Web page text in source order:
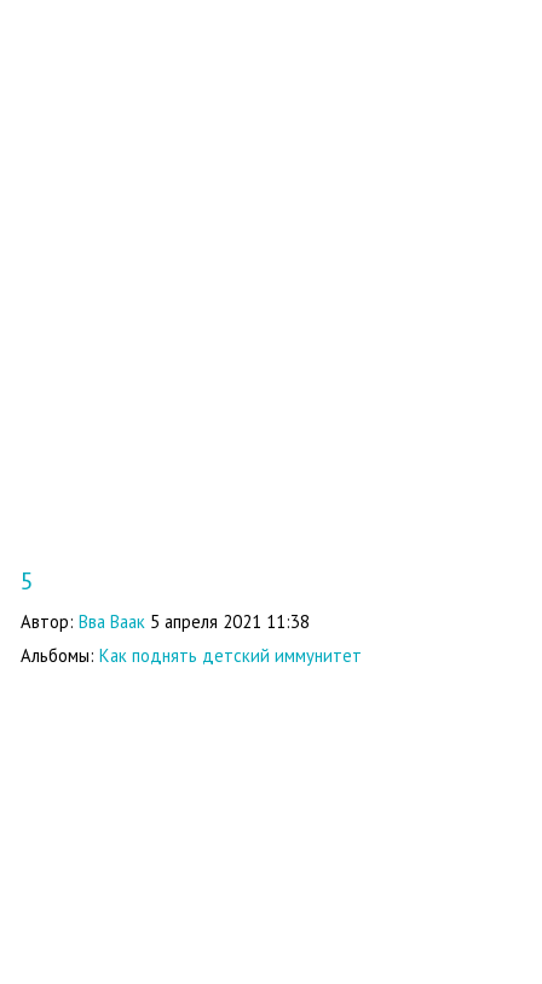
5
Автор: Вва Ваак 5 апреля 2021 11:38
Альбомы: Как поднять детский иммунитет